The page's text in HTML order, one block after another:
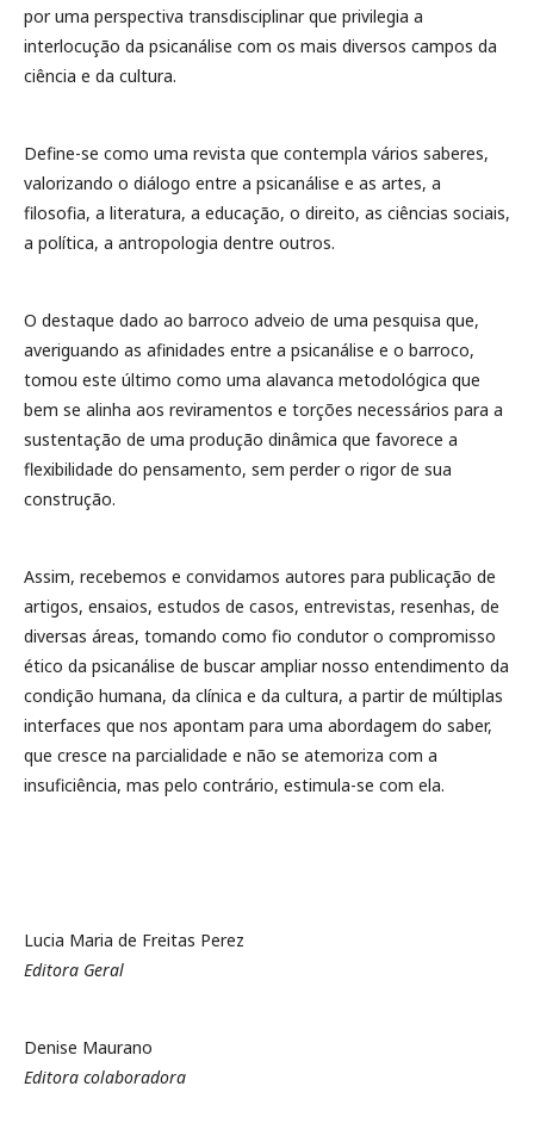
por uma perspectiva transdisciplinar que privilegia a
interlocução da psicanálise com os mais diversos campos da
ciência e da cultura.
Define-se como uma revista que contempla vários saberes,
valorizando o diálogo entre a psicanálise e as artes, a
filosofia, a literatura, a educação, o direito, as ciências sociais,
a política, a antropologia dentre outros.
O destaque dado ao barroco adveio de uma pesquisa que,
averiguando as afinidades entre a psicanálise e o barroco,
tomou este último como uma alavanca metodológica que
bem se alinha aos reviramentos e torções necessários para a
sustentação de uma produção dinâmica que favorece a
flexibilidade do pensamento, sem perder o rigor de sua
construção.
Assim, recebemos e convidamos autores para publicação de
artigos, ensaios, estudos de casos, entrevistas, resenhas, de
diversas áreas, tomando como fio condutor o compromisso
ético da psicanálise de buscar ampliar nosso entendimento da
condição humana, da clínica e da cultura, a partir de múltiplas
interfaces que nos apontam para uma abordagem do saber,
que cresce na parcialidade e não se atemoriza com a
insuficiência, mas pelo contrário, estimula-se com ela.
Lucia Maria de Freitas Perez
Editora Geral
Denise Maurano
Editora colaboradora